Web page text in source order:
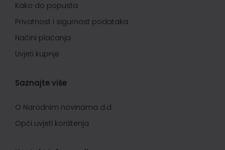
Kako do popusta
Privatnost i sigurnost podataka
Načini plaćanja
Uvjeti kupnje
Saznajte više
O Narodnim novinama d.d.
Opći uvjeti korištenja